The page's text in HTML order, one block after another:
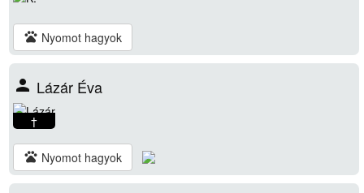
pets Nyomot hagyok
person Lázár Éva
†
pets Nyomot hagyok